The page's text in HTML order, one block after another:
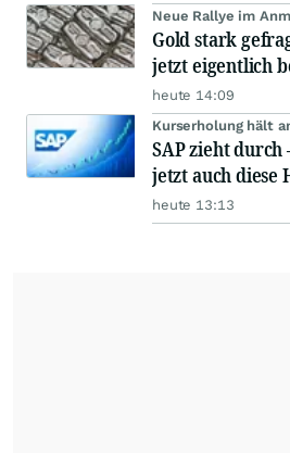
Neue Rallye im
Gold stark
jetzt eigentlich
heute 14:09
Kurserholung hält
SAP zieht
jetzt auch diese
heute 13:13